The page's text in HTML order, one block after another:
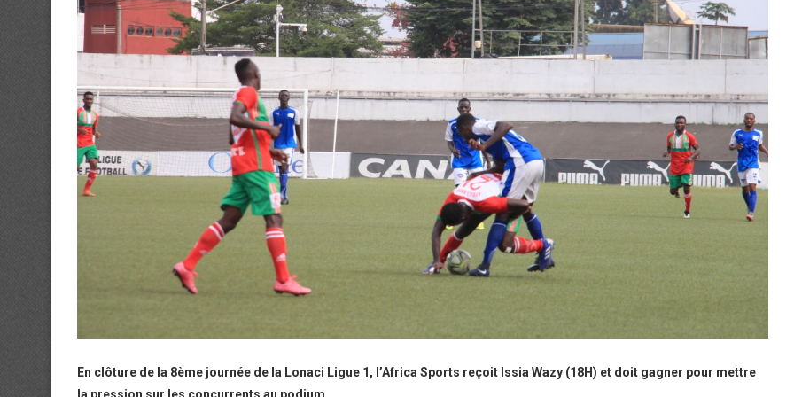
En clôture de la 8ème journée de la Lonaci Ligue 1, l’Africa Sports reçoit Issia Wazy (18H) et doit gagner pour mettre